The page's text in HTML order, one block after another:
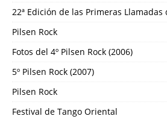
22ª Edición de las Primeras
Pilsen Rock
Fotos del 4º Pilsen Rock (2006)
5º Pilsen Rock (2007)
Pilsen Rock
Festival de Tango Oriental